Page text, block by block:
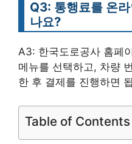
Q3: 통행료를 온
나요?
A3: 한국도로공사 홈페
메뉴를 선택하고, 차량
한 후 결제를 진행하면
Table of Contents